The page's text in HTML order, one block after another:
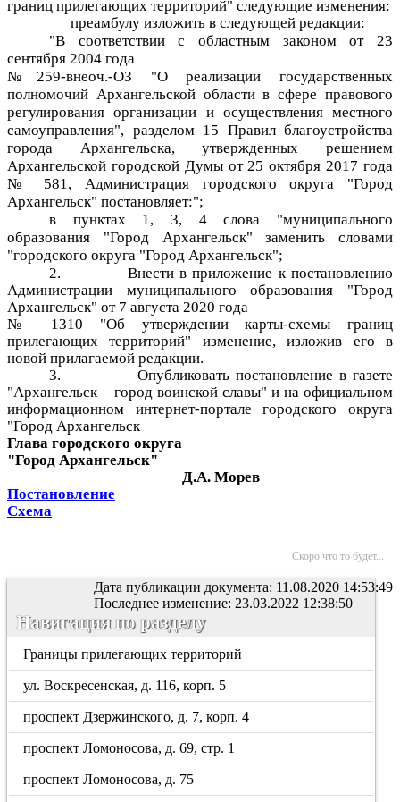
границ прилегающих территорий" следующие изменения:
преамбулу изложить в следующей редакции:
"В соответствии с областным законом от 23
сентября 2004 года
№259-внеоч.-ОЗ "О реализации государственных
полномочий Архангельской области в сфере правового
регулирования организации и осуществления местного
самоуправления", разделом 15 Правил благоустройства
города Архангельска, утвержденных решением
Архангельской городской Думы от 25 октября 2017 года
№ 581, Администрация городского округа "Город
Архангельск" постановляет:";
в пунктах 1, 3, 4 слова "муниципального
образования "Город Архангельск" заменить словами
"городского округа "Город Архангельск";
2.
Внести в приложение к постановлению
Администрации муниципального образования "Город
Архангельск" от 7 августа 2020 года
№ 1310 "Об утверждении карты-схемы границ
прилегающих территорий" изменение, изложив его в
новой прилагаемой редакции.
3.
Опубликовать постановление в газете
"Архангельск – город воинской славы" и на официальном
информационном интернет-портале городского округа
"Город Архангельск
Глава городского округа
"Город Архангельск"
Д.А. Морев
Постановление
Схема
Скоро что то будет...
Дата публикации документа: 11.08.2020 14:53:49
Последнее изменение: 23.03.2022 12:38:50
Навигация по разделу
Границы прилегающих территорий
ул. Воскресенская, д. 116, корп. 5
проспект Дзержинского, д. 7, корп. 4
проспект Ломоносова, д. 69, стр. 1
проспект Ломоносова, д. 75